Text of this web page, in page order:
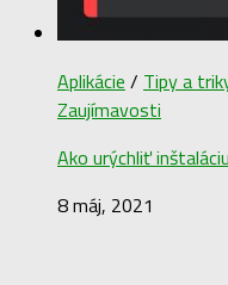
Aplikácie / Tipy a
Zaujímavosti
Ako urýchliť
8 máj, 2021